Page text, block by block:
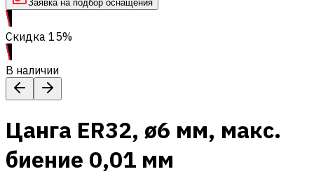
Заявка на подбор оснащения
Скидка 15%
В наличии
Цанга ER32, ø6 мм, макс.
биение 0,01 мм